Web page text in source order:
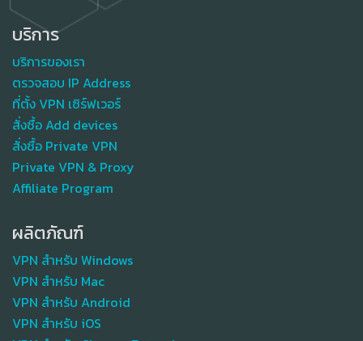
บริการ
บริการของเรา
ตรวจสอบ IP Address
ที่ตั้ง VPN เซิร์ฟเวอร์
สั่งซื้อ Add devices
สั่งซื้อ Private VPN
Private VPN & Proxy
Affiliate Program
ผลิตภัณฑ์
VPN สำหรับ Windows
VPN สำหรับ Mac
VPN สำหรับ Android
VPN สำหรับ iOS